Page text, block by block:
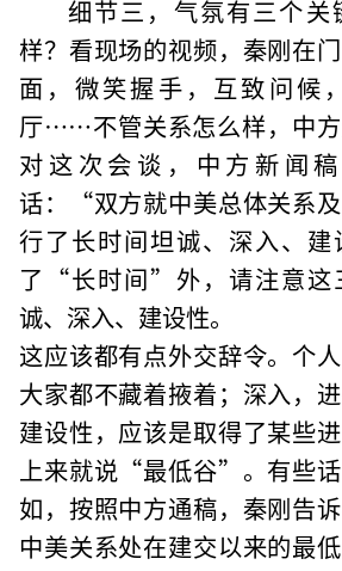
细节三，气氛有三个关
样？看现场的视频，秦刚在
面，微笑握手，互致问候
厅……不管关系怎么样，中方
对这次会谈，中方新闻
话：“双方就中美总体关系
行了长时间坦诚、深入、
了“长时间”外，请注意这
诚、深入、建设性。
这应该都有点外交辞令。个人
大家都不藏着掖着；深入，进
建设性，应该是取得了某些
上来就说“最低谷”。有些
如，按照中方通稿，秦刚告诉
中美关系处在建交以来的最